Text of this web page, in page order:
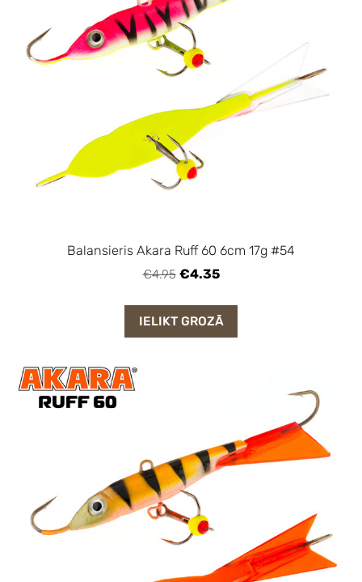
Balansieris Akara Ruff 60 6cm 17g #54
€4.95 €4.35
IELIKT GROZĀ